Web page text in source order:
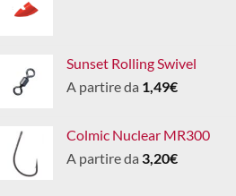
Sunset Rolling Swivel
A partire da 1,49€
Colmic Nuclear MR300
A partire da 3,20€